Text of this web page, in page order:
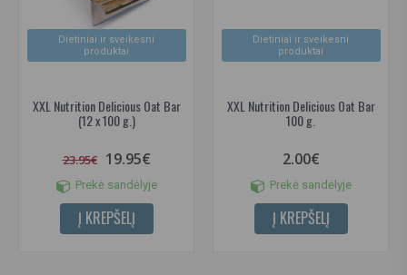
Dietiniai ir sveikesni
produktai
XXL Nutrition Delicious Oat Bar
(12 x 100 g.)
23.95€ 19.95€
Prekė sandėlyje
Į KREPŠELĮ
Dietiniai ir sveikesni
produktai
XXL Nutrition Delicious Oat Bar
100 g.
2.00€
Prekė sandėlyje
Į KREPŠELĮ